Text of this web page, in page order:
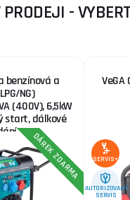
-
benzínová a
NG)
(400V), 6,5kW
start, dálkové
DÁREK ZDARMA SERVIS+
AUTORIZOVANÝ
SERVIS